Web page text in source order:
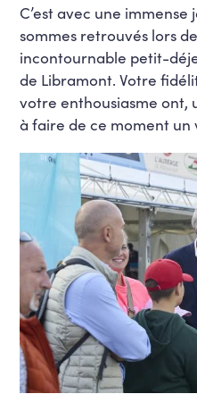
C’est avec une immense
sommes retrouvés lors
incontournable petit-
de Libramont. Votre
votre enthousiasme ont,
à faire de ce moment un